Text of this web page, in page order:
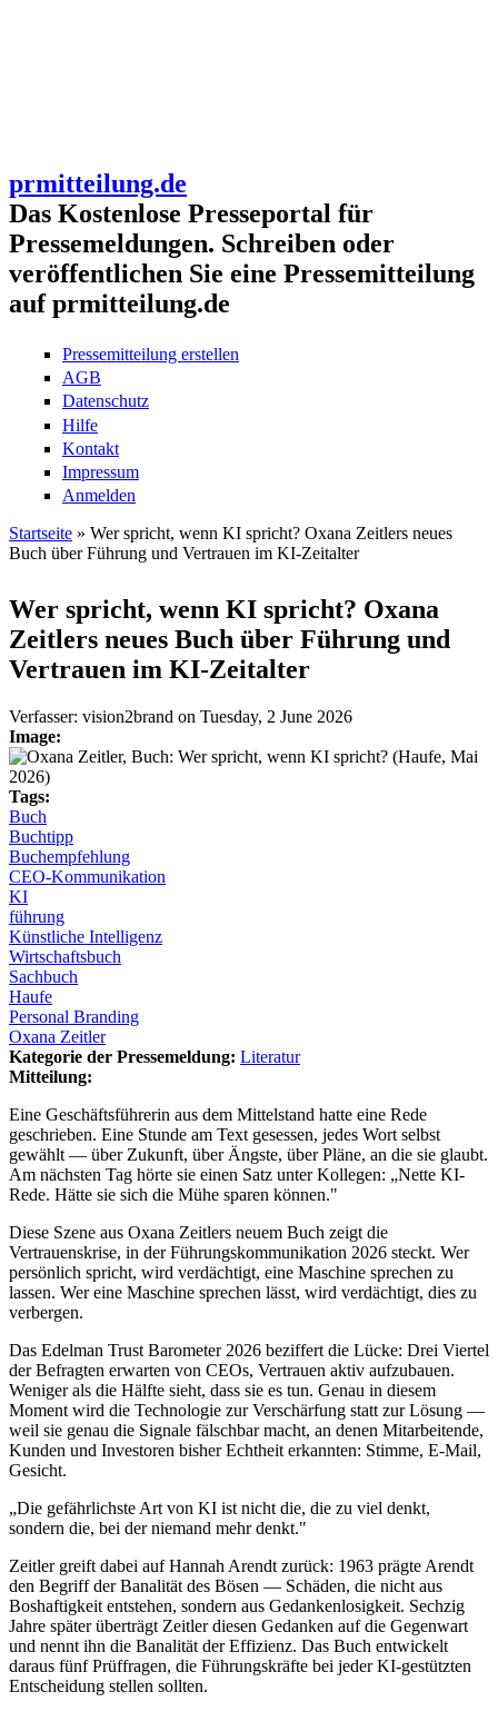
prmitteilung.de
Das Kostenlose Presseportal für
Pressemeldungen. Schreiben oder
veröffentlichen Sie eine Pressemitteilung
auf prmitteilung.de
Pressemitteilung erstellen
AGB
Datenschutz
Hilfe
Kontakt
Impressum
Anmelden
Sie sind hier
Startseite » Wer spricht, wenn KI spricht? Oxana Zeitlers neues
Buch über Führung und Vertrauen im KI-Zeitalter
Wer spricht, wenn KI spricht? Oxana
Zeitlers neues Buch über Führung und
Vertrauen im KI-Zeitalter
Verfasser: vision2brand on Tuesday, 2 June 2026
Image:
Tags:
Buch
Buchtipp
Buchempfehlung
CEO-Kommunikation
KI
führung
Künstliche Intelligenz
Wirtschaftsbuch
Sachbuch
Haufe
Personal Branding
Oxana Zeitler
Kategorie der Pressemeldung: Literatur
Mitteilung:
Eine Geschäftsführerin aus dem Mittelstand hatte eine Rede
geschrieben. Eine Stunde am Text gesessen, jedes Wort selbst
gewählt — über Zukunft, über Ängste, über Pläne, an die sie glaubt.
Am nächsten Tag hörte sie einen Satz unter Kollegen: „Nette KI-
Rede. Hätte sie sich die Mühe sparen können."
Diese Szene aus Oxana Zeitlers neuem Buch zeigt die
Vertrauenskrise, in der Führungskommunikation 2026 steckt. Wer
persönlich spricht, wird verdächtigt, eine Maschine sprechen zu
lassen. Wer eine Maschine sprechen lässt, wird verdächtigt, dies zu
verbergen.
Das Edelman Trust Barometer 2026 beziffert die Lücke: Drei Viertel
der Befragten erwarten von CEOs, Vertrauen aktiv aufzubauen.
Weniger als die Hälfte sieht, dass sie es tun. Genau in diesem
Moment wird die Technologie zur Verschärfung statt zur Lösung —
weil sie genau die Signale fälschbar macht, an denen Mitarbeitende,
Kunden und Investoren bisher Echtheit erkannten: Stimme, E-Mail,
Gesicht.
„Die gefährlichste Art von KI ist nicht die, die zu viel denkt,
sondern die, bei der niemand mehr denkt."
Zeitler greift dabei auf Hannah Arendt zurück: 1963 prägte Arendt
den Begriff der Banalität des Bösen — Schäden, die nicht aus
Boshaftigkeit entstehen, sondern aus Gedankenlosigkeit. Sechzig
Jahre später überträgt Zeitler diesen Gedanken auf die Gegenwart
und nennt ihn die Banalität der Effizienz. Das Buch entwickelt
daraus fünf Prüffragen, die Führungskräfte bei jeder KI-gestützten
Entscheidung stellen sollten.